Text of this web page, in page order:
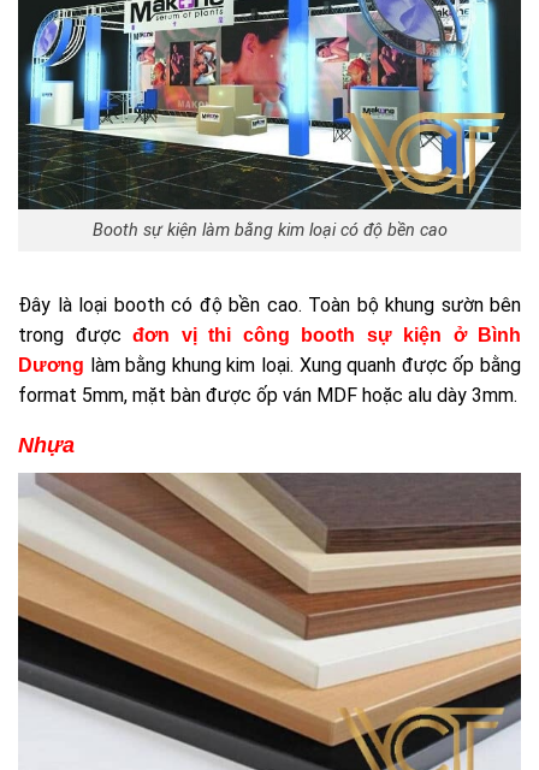
Booth sự kiện làm bằng kim loại có độ bền cao
Đây là loại booth có độ bền cao. Toàn bộ khung sườn bên
trong được đơn vị thi công booth sự kiện ở Bình
Dương làm bằng khung kim loại. Xung quanh được ốp bằng
format 5mm, mặt bàn được ốp ván MDF hoặc alu dày 3mm.
Nhựa